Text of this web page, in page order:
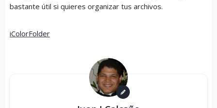
bastante útil si quieres organizar tus archivos.
iColorFolder